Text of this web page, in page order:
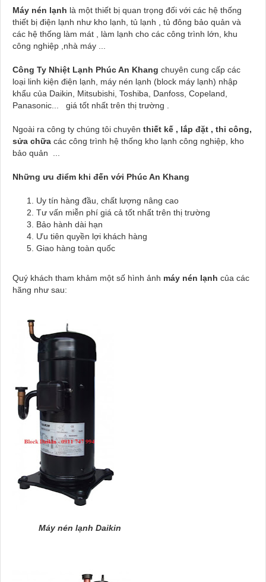
Máy nén lạnh là một thiết bị quan trọng đối với các hệ thống
thiết bị điện lạnh như kho lạnh, tủ lạnh , tủ đông bảo quản và
các hệ thống làm mát , làm lạnh cho các công trình lớn, khu
công nghiệp ,nhà máy ...
Công Ty Nhiệt Lạnh Phúc An Khang chuyên cung cấp các
loại linh kiện điện lạnh, máy nén lạnh (block máy lạnh) nhập
khẩu của Daikin, Mitsubishi, Toshiba, Danfoss, Copeland,
Panasonic... giá tốt nhất trên thị trường .
Ngoài ra công ty chúng tôi chuyên thiết kế , lắp đặt , thi công,
sửa chữa các công trình hệ thống kho lạnh công nghiệp, kho
bảo quản ...
Những ưu điểm khi đến với Phúc An Khang
Uy tín hàng đầu, chất lượng nâng cao
Tư vấn miễn phí giá cả tốt nhất trên thị trường
Bảo hành dài hạn
Ưu tiên quyền lợi khách hàng
Giao hàng toàn quốc
Quý khách tham khảm một số hình ảnh máy nén lạnh của các
hãng như sau:
Máy nén lạnh Daikin